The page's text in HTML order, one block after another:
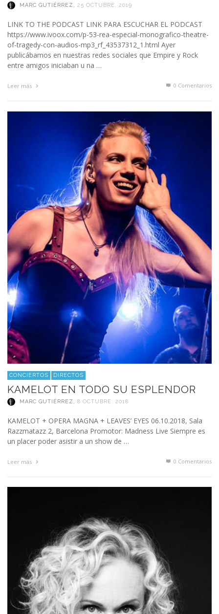
MARC GUTIÉRREZ , 25 OCTUBRE, 2019
LINK TO THE PODCAST LINK PARA ESCUCHAR EL PODCAST
https://www.ivoox.com/p-53-rea-especial-monografico-theatre-
of-tragedy-con-audios-mp3_rf_43537312_1.html Ayer
publicábamos en nuestras redes sociales que Empire y Rock
entre amigos iniciaban u na …
Leer más 0 Comentarios
CONCIERTOS DIRECTOS
KAMELOT EN TODO SU ESPLENDOR
MARC GUTIÉRREZ , 8 OCTUBRE, 2018
KAMELOT + OPERA MAGNA + LEAVES’ EYES 06.10.2018, Sala
Razzmatazz 2, Barcelona Promotor: Madness Live Siempre es
un placer poder asistir a un show de …
Leer más 0 Comentarios